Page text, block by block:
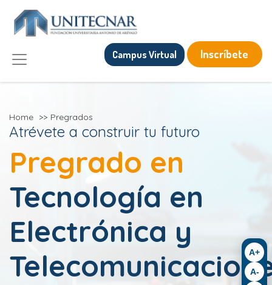
Campus Virtual Inscríbete
Home >> Pregrados
Atrévete a construir tu futuro
Pregrado en
Tecnología en
Electrónica y
A+
A-